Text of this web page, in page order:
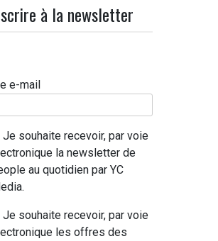
à la newsletter
e-mail
Je souhaite recevoir, par voie
la newsletter de
au quotidien par YC
Je souhaite recevoir, par voie
les offres des